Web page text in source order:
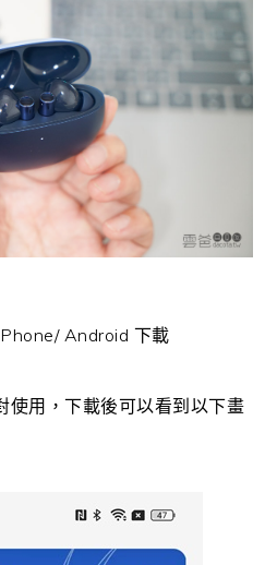
Android 下載
使用，下載後可以看到以下畫